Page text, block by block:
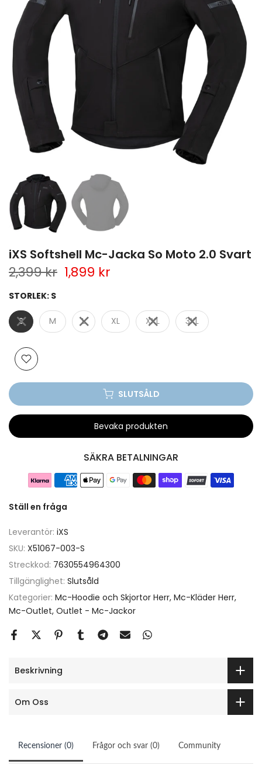
iXS Softshell Mc-Jacka So Moto 2.0 Svart
2,399 kr 1,899 kr
STORLEK: S
S M L XL XXL 3XL
SLUTSÅLD
Bevaka produkten
SÄKRA BETALNINGAR
Ställ en fråga
Leverantör: iXS
SKU: X51067-003-S
Streckkod: 7630554964300
Tillgänglighet: Slutsåld
Kategorier: Mc-Hoodie och Skjortor Herr Mc-Kläder Herr
Mc-Outlet Outlet - Mc-Jackor
Beskrivning
Om Oss
Recensioner (0) Frågor och svar (0) Community